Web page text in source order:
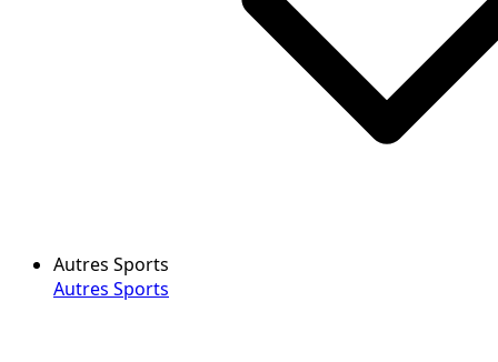
Autres Sports
Autres Sports